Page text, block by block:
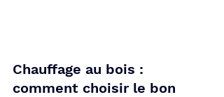
Chauffage au bois :
comment choisir le bon